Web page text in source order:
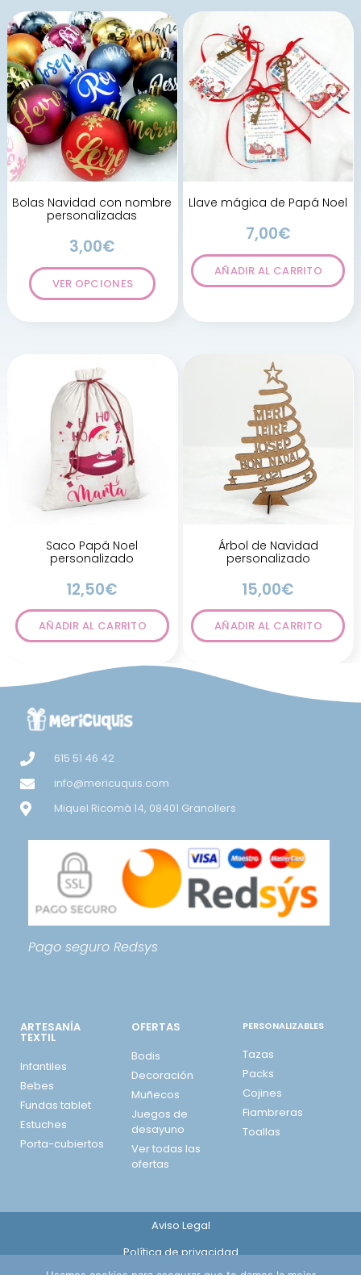
Bolas Navidad con nombre
personalizadas
3,00€
VER OPCIONES
Llave mágica de Papá Noel
7,00€
AÑADIR AL CARRITO
Saco Papá Noel
personalizado
12,50€
AÑADIR AL CARRITO
Árbol de Navidad
personalizado
15,00€
AÑADIR AL CARRITO
615 51 46 42
info@mericuquis.com
Miquel Ricomà 14, 08401 Granollers
Pago seguro Redsys
ARTESANÍA
TEXTIL
Infantiles
Bebes
Fundas tablet
Estuches
Porta-cubiertos
OFERTAS
Bodis
Decoración
Muñecos
Juegos de
desayuno
Ver todas las
ofertas
PERSONALIZABLES
Tazas
Packs
Cojines
Fiambreras
Toallas
Aviso Legal
Política de privacidad